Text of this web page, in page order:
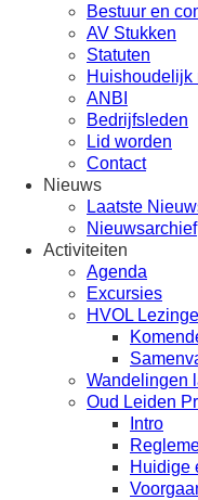
Bestuur en
AV Stukken
Statuten
Huishoudelijk
ANBI
Bedrijfsleden
Lid worden
Contact
Nieuws
Laatste
Nieuwsarchief
Activiteiten
Agenda
Excursies
HVOL
Wandelingen
Oud Leiden
Intro
Huidige